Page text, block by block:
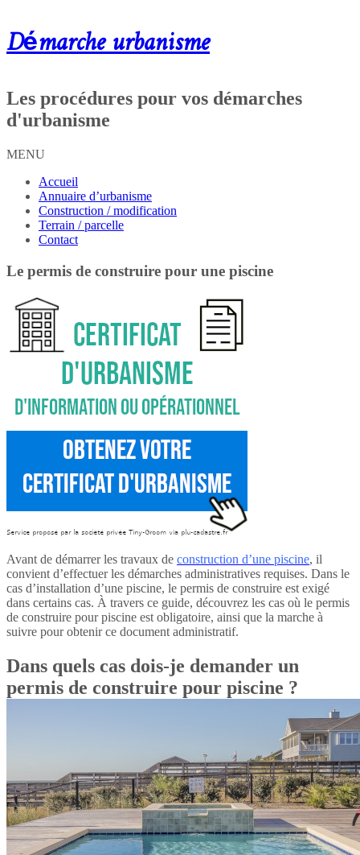
Démarche urbanisme
Les procédures pour vos démarches
d'urbanisme
MENU
Accueil
Annuaire d’urbanisme
Construction / modification
Terrain / parcelle
Contact
Le permis de construire pour une piscine
Avant de démarrer les travaux de construction d’une piscine, il
convient d’effectuer les démarches administratives requises. Dans le
cas d’installation d’une piscine, le permis de construire est exigé
dans certains cas. À travers ce guide, découvrez les cas où le permis
de construire pour piscine est obligatoire, ainsi que la marche à
suivre pour obtenir ce document administratif.
Dans quels cas dois-je demander un
permis de construire pour piscine ?